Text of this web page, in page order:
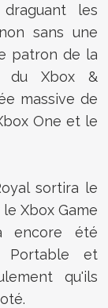
les
sans une
patron de la
du Xbox &
massive de
One et le
sortira le
Xbox Game
encore été
Portable et
qu'ils